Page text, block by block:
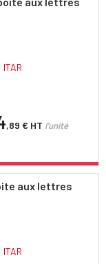
ITAR
,89 € HT l'unité
aux lettres
ITAR